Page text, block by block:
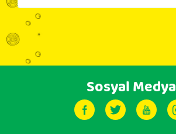
Sosyal Medya